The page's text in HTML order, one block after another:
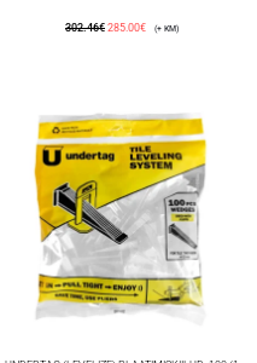
302.46€ 285.00€ (+ KM)